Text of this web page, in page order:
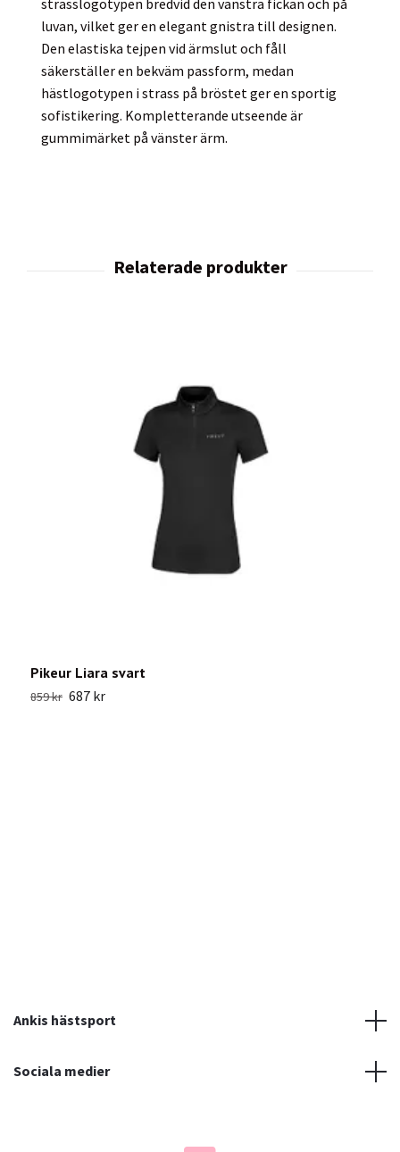
strasslogotypen bredvid den vänstra fickan och på
luvan, vilket ger en elegant gnistra till designen.
Den elastiska tejpen vid ärmslut och fåll
säkerställer en bekväm passform, medan
hästlogotypen i strass på bröstet ger en sportig
sofistikering. Kompletterande utseende är
gummimärket på vänster ärm.
Pikeur Liara svart
859 kr 687 kr
Ankis hästsport
Sociala medier